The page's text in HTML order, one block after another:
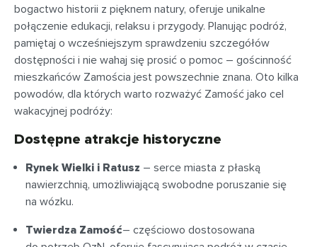
bogactwo historii z pięknem natury, oferuje unikalne
połączenie edukacji, relaksu i przygody. Planując podróż,
pamiętaj o wcześniejszym sprawdzeniu szczegółów
dostępności i nie wahaj się prosić o pomoc – gościnność
mieszkańców Zamościa jest powszechnie znana. Oto kilka
powodów, dla których warto rozważyć Zamość jako cel
wakacyjnej podróży:
Dostępne atrakcje historyczne
Rynek Wielki i Ratusz – serce miasta z płaską
nawierzchnią, umożliwiającą swobodne poruszanie się
na wózku.
Twierdza Zamość– częściowo dostosowana